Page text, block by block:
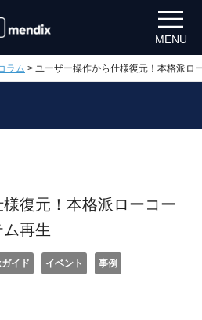
MENU
ラム > ユーザー操作から仕様復元！本格派ロ
復元！本格派ローコー
ム再生
イド イベント 事例